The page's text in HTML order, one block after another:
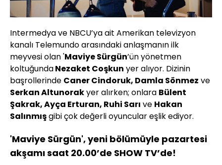
Intermedya ve NBCU’ya ait Amerikan televizyon
kanalı Telemundo arasındaki anlaşmanın ilk
meyvesi olan 'Maviye Sürgün’ün yönetmen
koltuğundaNezaket Coşkun yer alıyor. Dizinin
başrollerinde Caner Cindoruk, Damla Sönmez ve
Serkan Altunorakyer alırken; onlara Bülent
Şakrak, Ayça Erturan, Ruhi Sarı ve Hakan
Salınmışgibi çok değerli oyuncular eşlik ediyor.
'Maviye Sürgün', yeni bölümüyle pazartesi
akşamı saat 20.00’de SHOW TV’de!